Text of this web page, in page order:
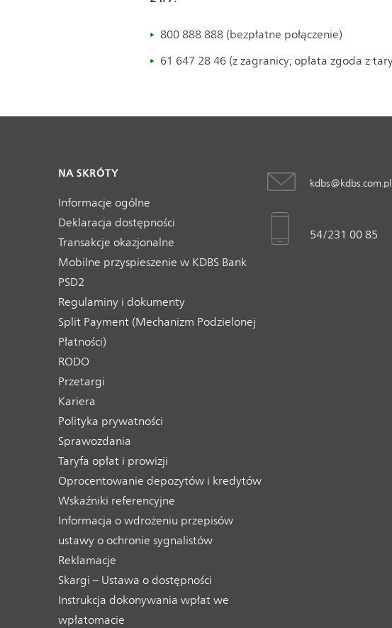
800 888 888 (bezpłatne połączenie)
61 647 28 46 (z zagranicy; opłata zgoda z
NA SKRÓTY
Informacje ogólne
Deklaracja dostępności
Transakcje okazjonalne
Mobilne przyspieszenie w KDBS Bank
PSD2
Regulaminy i dokumenty
Split Payment (Mechanizm Podzielonej
Płatności)
RODO
Przetargi
Kariera
Polityka prywatności
Sprawozdania
Taryfa opłat i prowizji
Oprocentowanie depozytów i kredytów
Wskaźniki referencyjne
Informacja o wdrożeniu przepisów
ustawy o ochronie sygnalistów
Reklamacje
Skargi – Ustawa o dostępności
Instrukcja dokonywania wpłat we
wpłatomacie
kdbs@kdbs.com.pl
54/231 00 85